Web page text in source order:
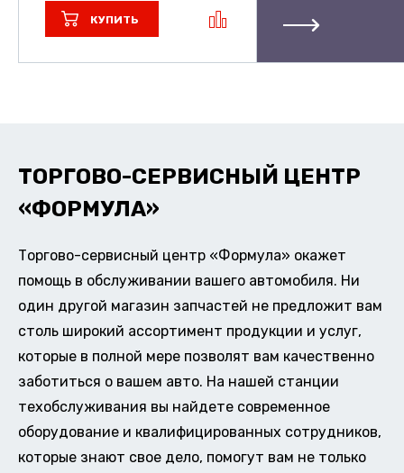
КУПИТЬ
ТОРГОВО-СЕРВИСНЫЙ ЦЕНТР
«ФОРМУЛА»
Торгово-сервисный центр «Формула» окажет
помощь в обслуживании вашего автомобиля. Ни
один другой магазин запчастей не предложит вам
столь широкий ассортимент продукции и услуг,
которые в полной мере позволят вам качественно
заботиться о вашем авто. На нашей станции
техобслуживания вы найдете современное
оборудование и квалифицированных сотрудников,
которые знают свое дело, помогут вам не только